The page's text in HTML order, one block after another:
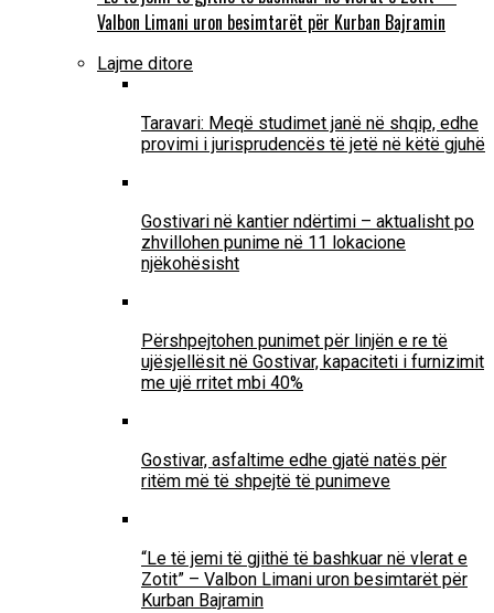
Valbon Limani uron besimtarët për Kurban Bajramin
Lajme ditore
Taravari: Meqë studimet janë në shqip, edhe
provimi i jurisprudencës të jetë në këtë gjuhë
Gostivari në kantier ndërtimi – aktualisht po
zhvillohen punime në 11 lokacione
njëkohësisht
Përshpejtohen punimet për linjën e re të
ujësjellësit në Gostivar, kapaciteti i furnizimit
me ujë rritet mbi 40%
Gostivar, asfaltime edhe gjatë natës për
ritëm më të shpejtë të punimeve
“Le të jemi të gjithë të bashkuar në vlerat e
Zotit” – Valbon Limani uron besimtarët për
Kurban Bajramin